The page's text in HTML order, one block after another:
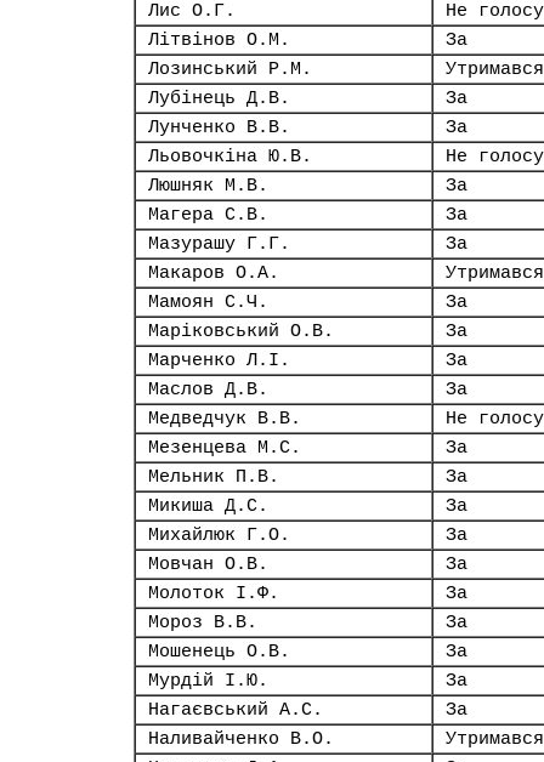
Лис О.Г.
Не
Літвінов О.М.
За
Лозинський Р.М.
Утримався
Лубінець Д.В.
За
Лунченко В.В.
За
Льовочкіна Ю.В.
Не
Люшняк М.В.
За
Магера С.В.
За
Мазурашу Г.Г.
За
Макаров О.А.
Утримався
Мамоян С.Ч.
За
Маріковський О.В.
За
Марченко Л.І.
За
Маслов Д.В.
За
Медведчук В.В.
Не
Мезенцева М.С.
За
Мельник П.В.
За
Микиша Д.С.
За
Михайлюк Г.О.
За
Мовчан О.В.
За
Молоток І.Ф.
За
Мороз В.В.
За
Мошенець О.В.
За
Мурдій І.Ю.
За
Нагаєвський А.С.
За
Наливайченко В.О.
Утримався